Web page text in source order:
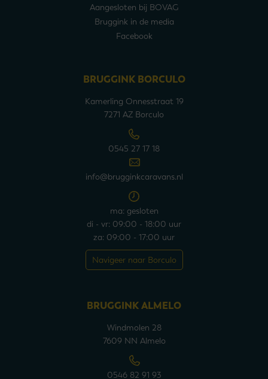
Aangesloten bij BOVAG
Bruggink in de media
Facebook
BRUGGINK BORCULO
Kamerling Onnesstraat 19
7271 AZ Borculo
0545 27 17 18
info@brugginkcaravans.nl
ma: gesloten
di - vr: 09:00 - 18:00 uur
za: 09:00 - 17:00 uur
Navigeer naar Borculo
BRUGGINK ALMELO
Windmolen 28
7609 NN Almelo
0546 82 91 93